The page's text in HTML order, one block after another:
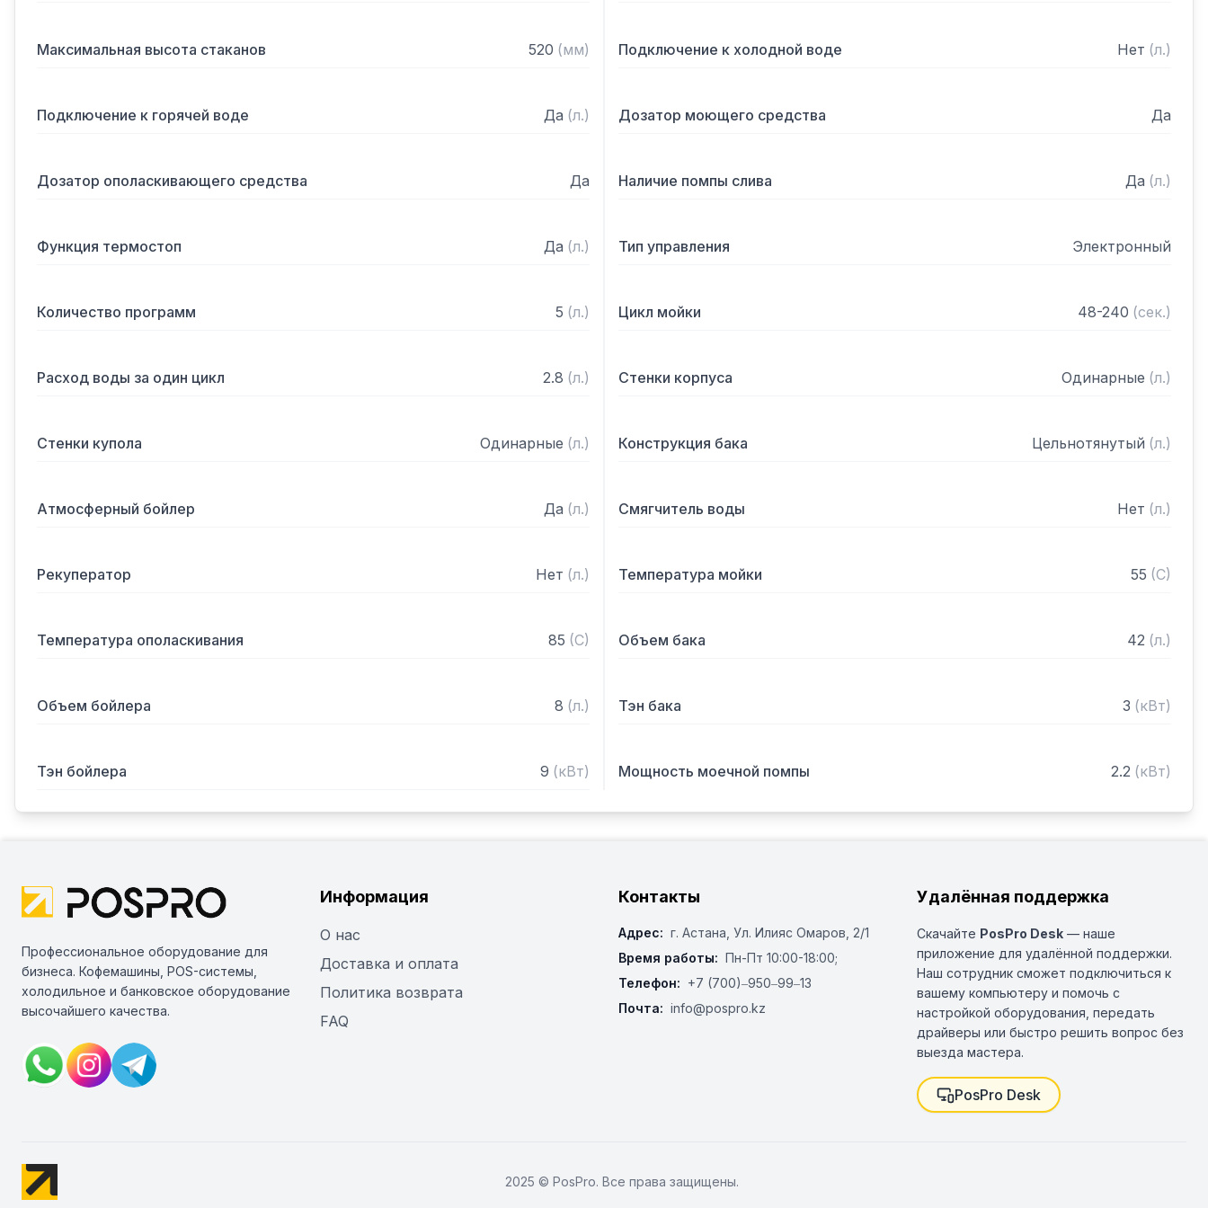
— Уровень шума
Комплектация:
2 кассеты для тарелок XL-B, 1 комбинированная кассета XL-P, 1 вставка
для противней, 1 кассета для столовых приборов G, силовой кабель,
Максимальная высота стаканов 520 (мм) Подключение к холодной воде Нет (л.)
Подключение к горячей воде Да (л.) Дозатор моющего средства Да
Дозатор ополаскивающего средства Да Наличие помпы слива Да (л.)
Функция термостоп Да (л.) Тип управления Электронный
Количество программ 5 (л.) Цикл мойки 48-240 (сек.)
Расход воды за один цикл 2.8 (л.) Стенки корпуса Одинарные (л.)
Стенки купола Одинарные (л.) Конструкция бака Цельнотянутый (л.)
Атмосферный бойлер Да (л.) Смягчитель воды Нет (л.)
Рекуператор Нет (л.) Температура мойки 55 (C)
Температура ополаскивания 85 (C) Объем бака 42 (л.)
Объем бойлера 8 (л.) Тэн бака 3 (кВт)
Тэн бойлера 9 (кВт) Мощность моечной помпы 2.2 (кВт)
Профессиональное оборудование для
бизнеса. Кофемашины, POS-системы,
холодильное и банковское оборудование
высочайшего качества.
Информация
О нас
Доставка и оплата
Политика возврата
FAQ
Контакты
Адрес: г. Астана, ​Ул. Илияс Омаров, 2/1
Время работы: Пн-Пт 10:00-18:00;
Телефон: +7 (700)‒950‒99‒13
Почта: info@pospro.kz
Удалённая поддержка
Скачайте PosPro Desk — наше
приложение для удалённой поддержки.
Наш сотрудник сможет подключиться к
вашему компьютеру и помочь с
настройкой оборудования, передать
драйверы или быстро решить вопрос без
выезда мастера.
PosPro Desk
2025 © PosPro. Все права защищены.